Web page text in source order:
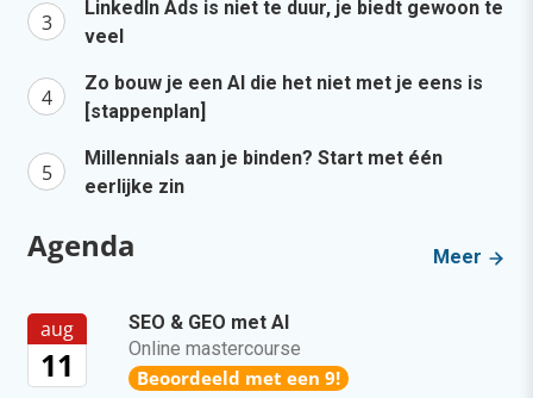
LinkedIn Ads is niet te duur, je biedt gewoon te
veel
Zo bouw je een AI die het niet met je eens is
[stappenplan]
Millennials aan je binden? Start met één
eerlijke zin
Agenda Meer
aug
11
SEO & GEO met AI
Online mastercourse
Beoordeeld met een 9!